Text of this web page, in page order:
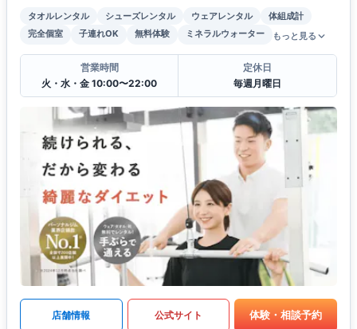
タオルレンタル シューズレンタル ウェアレンタル
体組成計
完全個室
子連れOK 無料体験 ミネラルウォーター もっと見る
営業時間
火・水・金 10:00〜22:00
定休日
毎週月曜日
店舗情報 公式サイト 体験・相談予約